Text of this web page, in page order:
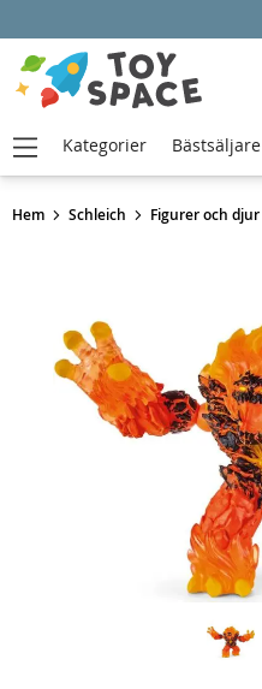
Hem Schleich Figurer och djur
Kategorier Bästsäljare